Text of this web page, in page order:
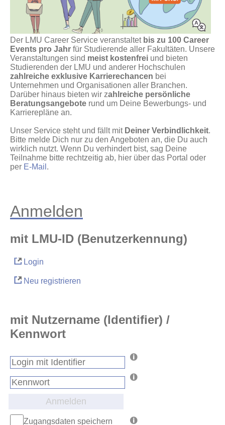
Der LMU Career Service veranstaltet bis zu 100 Career
Events pro Jahr für Studierende aller Fakultäten. Unsere
Veranstaltungen sind meist kostenfrei und bieten
Studierenden der LMU und anderer Hochschulen
zahlreiche exklusive Karrierechancen bei
Unternehmen und Organisationen aller Branchen.
Darüber hinaus bieten wir zahlreiche persönliche
Beratungsangebote rund um Deine Bewerbungs- und
Karrierepläne an.
Unser Service steht und fällt mit Deiner Verbindlichkeit.
Bitte melde Dich nur zu den Angeboten an, die Du auch
wirklich nutzt. Wenn Du verhindert bist, sag Deine
Teilnahme bitte rechtzeitig ab, hier über das Portal oder
per E-Mail .
Anmelden
mit LMU-ID (Benutzerkennung)
Login
Neu registrieren
mit Nutzername (Identifier) /
Kennwort
Anmelden
Zugangsdaten speichern